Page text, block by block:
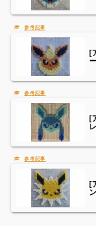
[
[
[